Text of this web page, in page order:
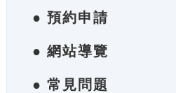
● 預約申請
● 網站導覽
● 常見問題